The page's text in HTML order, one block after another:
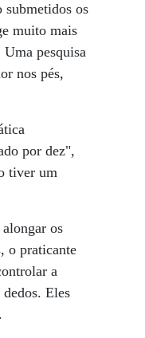
submetidos os
muito mais
pesquisa
nos pés,
por dez",
tiver um
os
o praticante
a
Eles